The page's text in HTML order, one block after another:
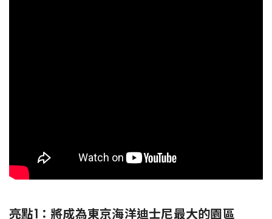
亮點1：將成為東京海洋迪士尼最大的園區